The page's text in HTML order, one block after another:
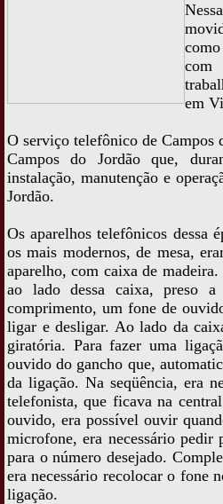
com
em
O serviço telefônico de Campos
Campos do Jordão que,
instalação, manutenção e
Jordão.
Os aparelhos telefônicos dessa
os mais modernos, de mesa,
aparelho, com caixa de
ao lado dessa caixa, preso
comprimento, um fone de
ligar e desligar. Ao lado da
giratória. Para fazer uma
ouvido do gancho que,
da ligação. Na seqüência, era
telefonista, que ficava na
ouvido, era possível ouvir
microfone, era necessário pedir
para o número desejado.
era necessário recolocar o fone
ligação.